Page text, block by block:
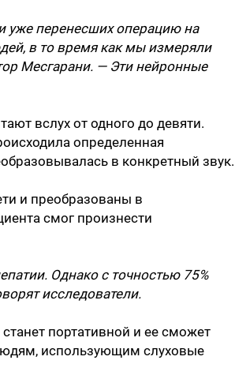
уже перенесших операцию на
в то время как мы измеряли
Месгарани. — Эти нейронные
вслух от одного до девяти.
определенная
в конкретный звук.
и преобразованы в
смог произнести
Однако с точностью 75%
исследователи.
портативной и ее сможет
использующим слуховые